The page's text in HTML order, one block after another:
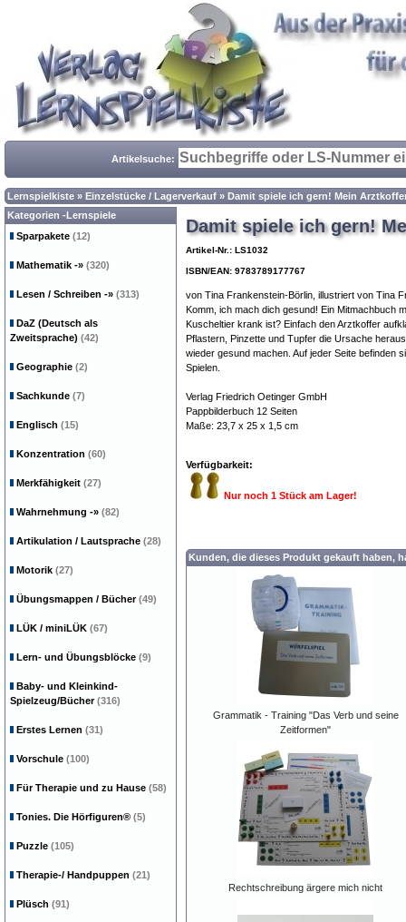
Artikelsuche:
Lernspielkiste » Einzelstücke / Lagerverkauf » Damit spiele ich gern! Mein
Damit spiele ich gern!
Artikel-Nr.: LS1032
ISBN/EAN: 9783789177767
von Tina Frankenstein-Börlin, illustriert von Tina
Komm, ich mach dich gesund! Ein Mitmachbuch
Kuscheltier krank ist? Einfach den Arztkoffer
Pflastern, Pinzette und Tupfer die Ursache
wieder gesund machen. Auf jeder Seite befinden
Spielen.
Verlag Friedrich Oetinger GmbH
Pappbilderbuch 12 Seiten
Maße: 23,7 x 25 x 1,5 cm
Verfügbarkeit:
Nur noch 1 Stück am Lager!
Kunden, die dieses Produkt gekauft haben,
Grammatik - Training "Das Verb und seine
Zeitformen"
Rechtschreibung ärgere mich nicht
Kategorien -Lernspiele
Sparpakete (12)
Mathematik -» (320)
Lesen / Schreiben -» (313)
DaZ (Deutsch als
Zweitsprache) (42)
Geographie (2)
Sachkunde (7)
Englisch (15)
Konzentration (60)
Merkfähigkeit (27)
Wahrnehmung -» (82)
Artikulation / Lautsprache (28)
Motorik (27)
Übungsmappen / Bücher(49)
LÜK / miniLÜK (67)
Lern- und Übungsblöcke (9)
Baby- und Kleinkind-
Spielzeug/Bücher(316)
Erstes Lernen (31)
Vorschule (100)
Für Therapie und zu Hause (58)
Tonies. Die Hörfiguren® (5)
Puzzle (105)
Therapie-/ Handpuppen (21)
Plüsch (91)